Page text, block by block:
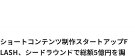
ショートコンテンツ制作スタートアップF
LASH、シードラウンドで総額5億円を調